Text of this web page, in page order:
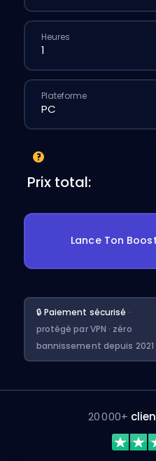
Heures
Plateforme
Prix total:
Lance Ton
🔒 Paiement sécurisé ·
protégé par VPN · zéro
bannissement depuis 2021
20 000+